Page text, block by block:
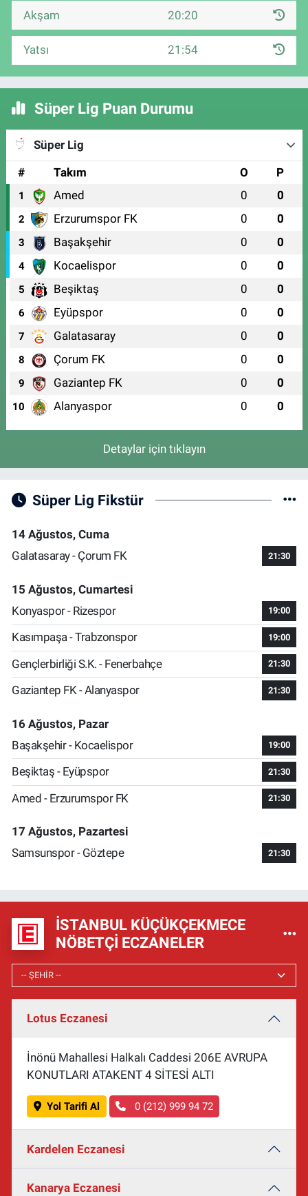
Akşam 20:20
Yatsı 21:54
Süper Lig Puan Durumu
Süper Lig
#
Takım O P
1 Amed 0 0
2 Erzurumspor FK 0 0
3 Başakşehir 0 0
4 Kocaelispor 0 0
5 Beşiktaş 0 0
6 Eyüpspor 0 0
7 Galatasaray 0 0
8 Çorum FK 0 0
9 Gaziantep FK 0 0
10 Alanyaspor 0 0
Detaylar için tıklayın
Süper Lig Fikstür
14 Ağustos, Cuma
Galatasaray - Çorum FK
21:30
15 Ağustos, Cumartesi
Konyaspor - Rizespor
19:00
Kasımpaşa - Trabzonspor 19:00
Gençlerbirliği S.K. - Fenerbahçe 21:30
Gaziantep FK - Alanyaspor 21:30
16 Ağustos, Pazar
Başakşehir - Kocaelispor
19:00
Beşiktaş - Eyüpspor 21:30
Amed - Erzurumspor FK 21:30
17 Ağustos, Pazartesi
Samsunspor - Göztepe
21:30
İSTANBUL KÜÇÜKÇEKMECE
NÖBETÇI ECZANELER
Lotus Eczanesi
İnönü Mahallesi Halkalı Caddesi 206E AVRUPA
KONUTLARI ATAKENT 4 SİTESİ ALTI
Yol Tarifi Al 0 (212) 999 94 72
Kardelen Eczanesi
Kanarya Eczanesi